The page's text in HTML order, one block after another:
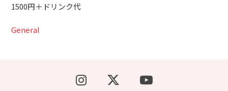
1500円＋ドリンク代
General